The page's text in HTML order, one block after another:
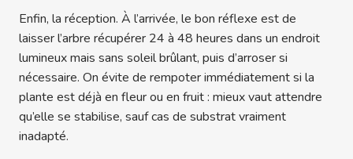
Enfin, la réception. À l’arrivée, le bon réflexe est de
laisser l’arbre récupérer 24 à 48 heures dans un endroit
lumineux mais sans soleil brûlant, puis d’arroser si
nécessaire. On évite de rempoter immédiatement si la
plante est déjà en fleur ou en fruit : mieux vaut attendre
qu’elle se stabilise, sauf cas de substrat vraiment
inadapté.